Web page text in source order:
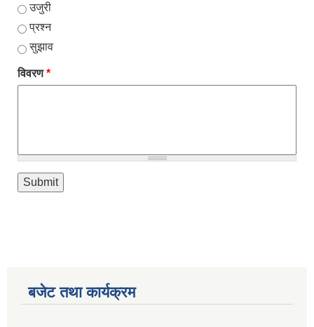
उजुरी
प्रश्न
सुझाव
विवरण*
बजेट तथा कार्यक्रम